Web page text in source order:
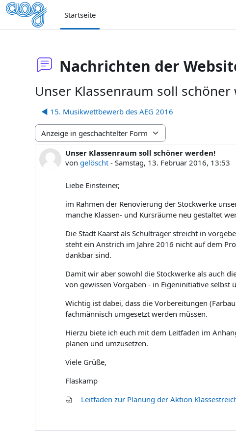
Zum Hauptinhalt
Startseite
Nachrichten der
Unser Klassenraum soll schöner
◀︎ 15. Musikwettbewerb des AEG 2016
Anzeigemodus
Unser Klassenraum soll schöner werden!
von gelöscht - Samstag, 13. Februar 2016, 13:53
Anzahl Antworten: 0
Liebe Einsteiner,
im Rahmen der Renovierung der Stockwerke
manche Klassen- und Kursräume neu gestaltet
Die Stadt Kaarst als Schulträger streicht in
steht ein Anstrich im Jahre 2016 nicht auf dem
dankbar sind.
Damit wir aber sowohl die Stockwerke als auch
von gewissen Vorgaben - in Eigeninitiative selbst
Wichtig ist dabei, dass die Vorbereitungen
fachmännisch umgesetzt werden müssen.
Hierzu biete ich euch mit dem Leitfaden im
planen und umzusetzen.
Viele Grüße,
Flaskamp
Leitfaden zur Planung der Aktion